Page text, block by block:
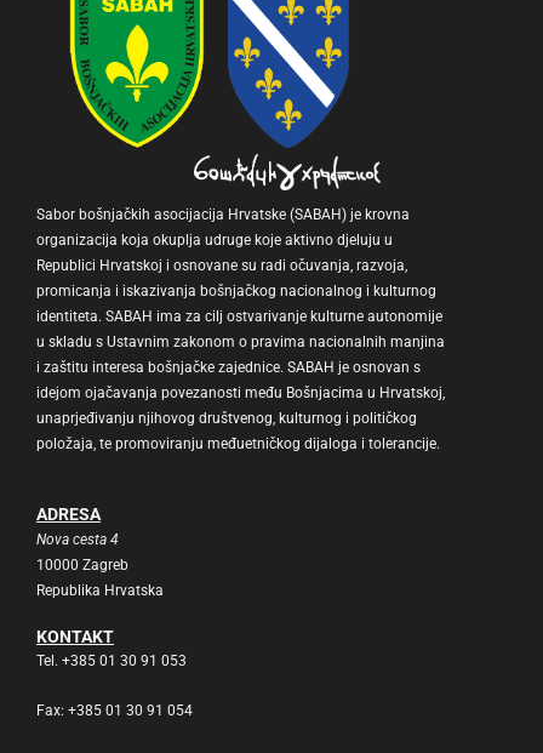
Sabor bošnjačkih asocijacija Hrvatske (SABAH) je krovna
organizacija koja okuplja udruge koje aktivno djeluju u
Republici Hrvatskoj i osnovane su radi očuvanja, razvoja,
promicanja i iskazivanja bošnjačkog nacionalnog i kulturnog
identiteta. SABAH ima za cilj ostvarivanje kulturne autonomije
u skladu s Ustavnim zakonom o pravima nacionalnih manjina
i zaštitu interesa bošnjačke zajednice. SABAH je osnovan s
idejom ojačavanja povezanosti među Bošnjacima u Hrvatskoj,
unaprjeđivanju njihovog društvenog, kulturnog i političkog
položaja, te promoviranju međuetničkog dijaloga i tolerancije.
ADRESA
Nova cesta 4
10000 Zagreb
Republika Hrvatska
KONTAKT
Tel. +385 01 30 91 053
Fax: +385 01 30 91 054